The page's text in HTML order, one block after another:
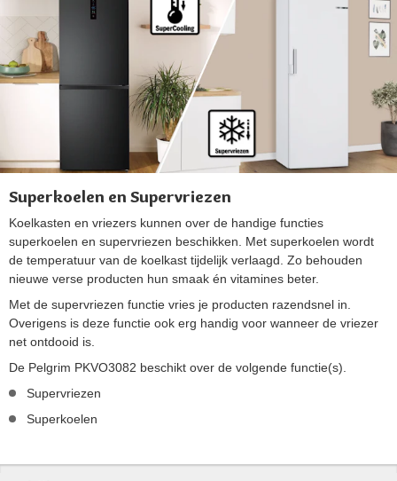
Superkoelen en Supervriezen
Koelkasten en vriezers kunnen over de handige functies
superkoelen en supervriezen beschikken. Met superkoelen wordt
de temperatuur van de koelkast tijdelijk verlaagd. Zo behouden
nieuwe verse producten hun smaak én vitamines beter.
Met de supervriezen functie vries je producten razendsnel in.
Overigens is deze functie ook erg handig voor wanneer de vriezer
net ontdooid is.
De Pelgrim PKVO3082 beschikt over de volgende functie(s).
Supervriezen
Superkoelen